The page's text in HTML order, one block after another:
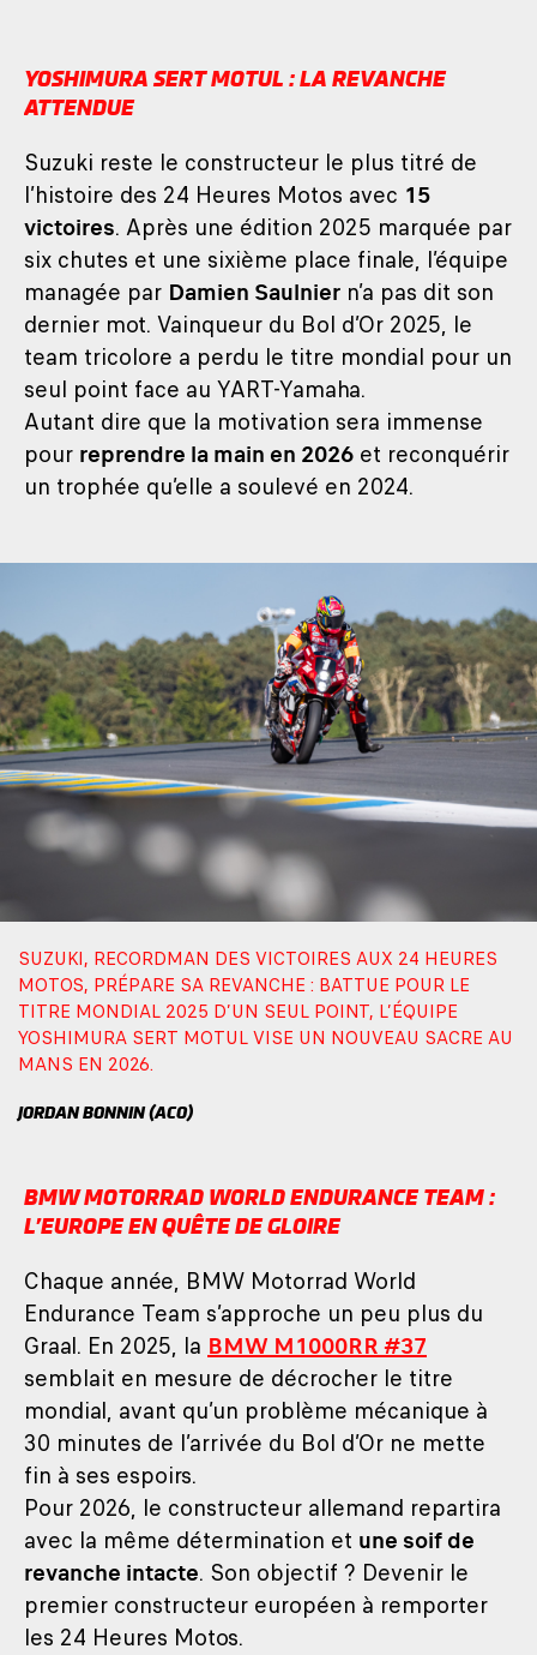
YOSHIMURA SERT MOTUL : LA REVANCHE
ATTENDUE
Suzuki reste le constructeur le plus titré de
l’histoire des 24 Heures Motos avec 15
victoires. Après une édition 2025 marquée par
six chutes et une sixième place finale, l’équipe
managée par Damien Saulnier n’a pas dit son
dernier mot. Vainqueur du Bol d’Or 2025, le
team tricolore a perdu le titre mondial pour un
seul point face au YART-Yamaha.
Autant dire que la motivation sera immense
pour reprendre la main en 2026 et reconquérir
un trophée qu’elle a soulevé en 2024.
SUZUKI, RECORDMAN DES VICTOIRES AUX 24 HEURES
MOTOS, PRÉPARE SA REVANCHE : BATTUE POUR LE
TITRE MONDIAL 2025 D’UN SEUL POINT, L’ÉQUIPE
YOSHIMURA SERT MOTUL VISE UN NOUVEAU SACRE AU
MANS EN 2026.
JORDAN BONNIN (ACO)
BMW MOTORRAD WORLD ENDURANCE TEAM :
L’EUROPE EN QUÊTE DE GLOIRE
Chaque année, BMW Motorrad World
Endurance Team s’approche un peu plus du
Graal. En 2025, la BMW M1000RR #37
semblait en mesure de décrocher le titre
mondial, avant qu’un problème mécanique à
30 minutes de l’arrivée du Bol d’Or ne mette
fin à ses espoirs.
Pour 2026, le constructeur allemand repartira
avec la même détermination et une soif de
revanche intacte. Son objectif ? Devenir le
premier constructeur européen à remporter
les 24 Heures Motos.